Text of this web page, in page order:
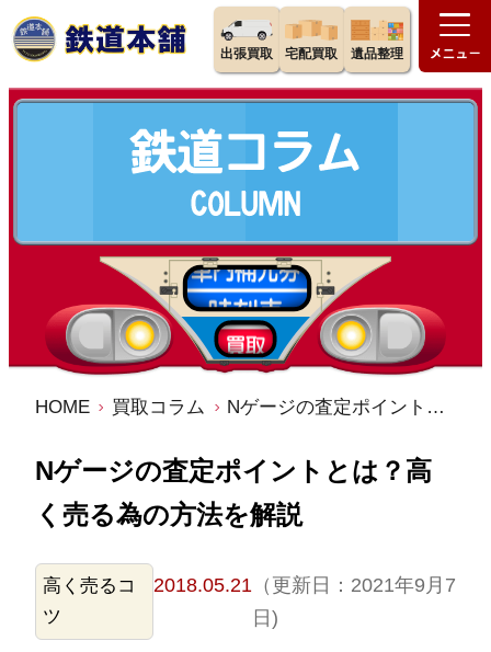
出張買取 宅配買取 遺品整理
HOME 買取コラム Nゲージの査定ポイントとは？高く売る為の方法を解説
Nゲージの査定ポイントとは？高
く売る為の方法を解説
高く売るコ
ツ
2018.05.21 （更新日：2021年9月7
日)